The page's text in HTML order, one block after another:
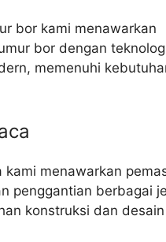
bor kami menawarkan
bor dengan
memenuhi
kami menawarkan
penggantian berbagai
konstruksi dan